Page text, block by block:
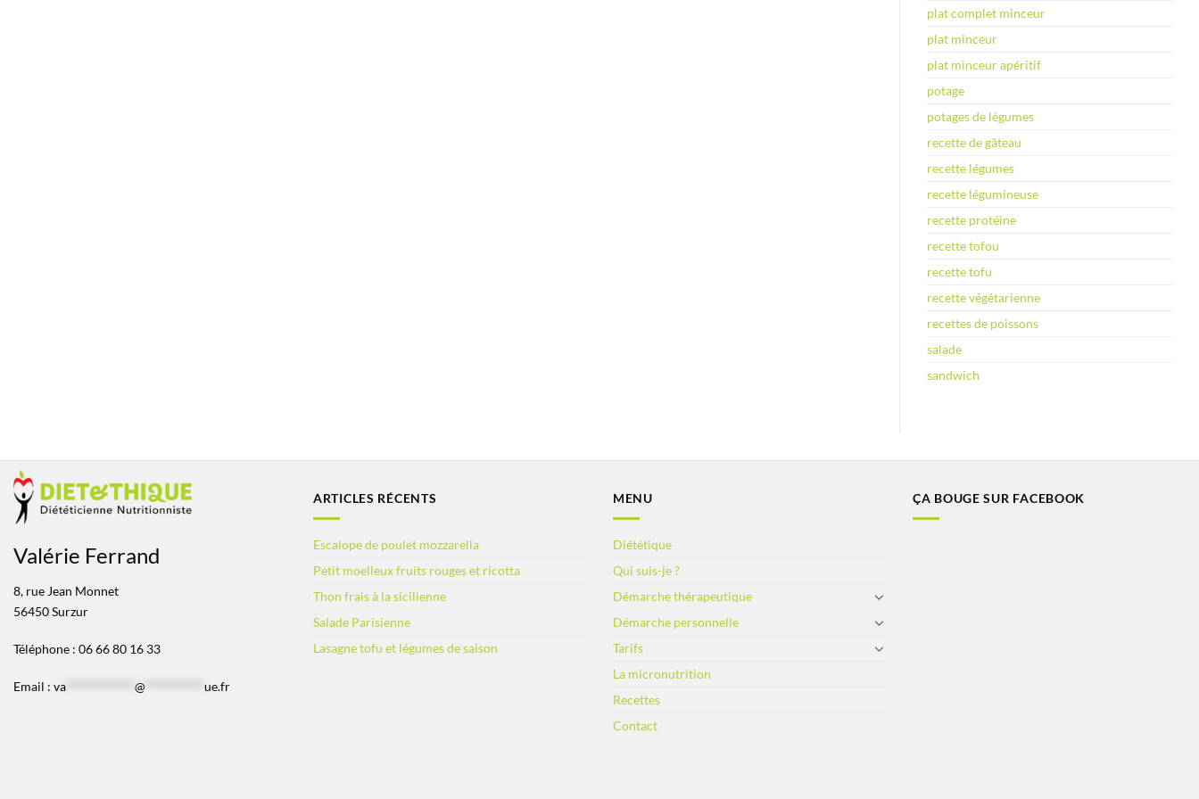
plat complet minceur
plat minceur
plat minceur apéritif
potage
potages de légumes
recette de gâteau
recette légumes
recette légumineuse
recette protéine
recette tofou
recette tofu
recette végétarienne
recettes de poissons
salade
sandwich
Valérie Ferrand
8, rue Jean Monnet
56450 Surzur
Téléphone : 06 66 80 16 33
Email : va************* @ ue.fr
ARTICLES RÉCENTS
Escalope de poulet mozzarella
Petit moelleux fruits rouges et ricotta
Thon frais à la sicilienne
Salade Parisienne
Lasagne tofu et légumes de saison
MENU
Diététique
Qui suis-je ?
Démarche thérapeutique
Démarche personnelle
Tarifs
La micronutrition
Recettes
Contact
ÇA BOUGE SUR FACEBOOK